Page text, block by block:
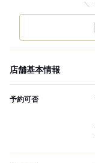
店舗基本情報
予約可否